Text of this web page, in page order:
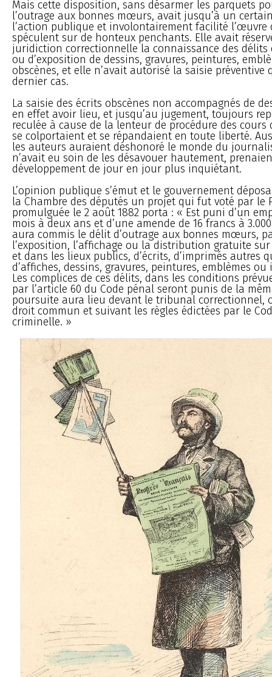
Mais cette disposition, sans désarmer les parquets
l’outrage aux bonnes mœurs, avait jusqu’à un
l’action publique et involontairement facilité l’œuvre
spéculent sur de honteux penchants. Elle avait
juridiction correctionnelle la connaissance des délits
ou d’exposition de dessins, gravures, peintures,
obscènes, et elle n’avait autorisé la saisie préventive
dernier cas.
La saisie des écrits obscènes non accompagnés de
en effet avoir lieu, et jusqu’au jugement, toujours
reculée à cause de la lenteur de procédure des cours
se colportaient et se répandaient en toute liberté.
les auteurs auraient déshonoré le monde du
n’avait eu soin de les désavouer hautement,
développement de jour en jour plus inquiétant.
L’opinion publique s’émut et le gouvernement
la Chambre des députés un projet qui fut voté par le
promulguée le 2 août 1882 porta : « Est puni d’un
mois à deux ans et d’une amende de 16 francs à
aura commis le délit d’outrage aux bonnes mœurs,
l’exposition, l’affichage ou la distribution gratuite
et dans les lieux publics, d’écrits, d’imprimés autres
d’affiches, dessins, gravures, peintures, emblèmes ou
Les complices de ces délits, dans les conditions
par l’article 60 du Code pénal seront punis de la
poursuite aura lieu devant le tribunal correctionnel,
droit commun et suivant les règles édictées par le
criminelle. »